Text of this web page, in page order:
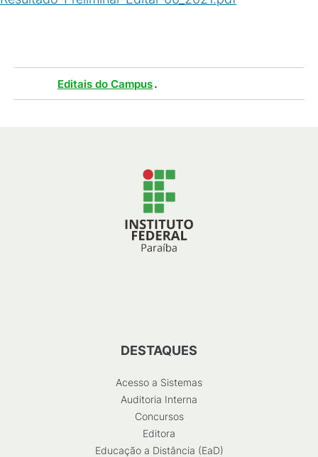
Editais do Campus.
DESTAQUES
Acesso a Sistemas
Auditoria Interna
Concursos
Editora
Educação a Distância (EaD)